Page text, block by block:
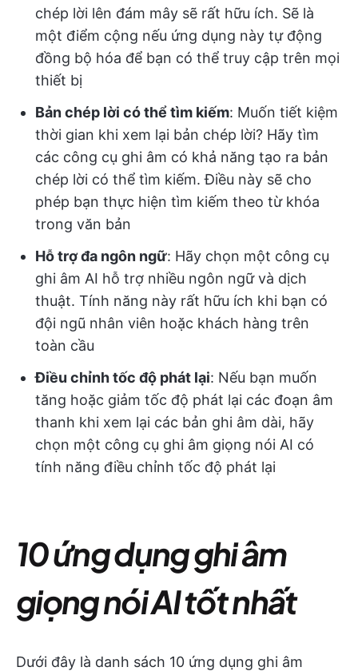
chép lời lên đám mây sẽ rất hữu ích. Sẽ là
một điểm cộng nếu ứng dụng này tự động
đồng bộ hóa để bạn có thể truy cập trên mọi
thiết bị
Bản chép lời có thể tìm kiếm: Muốn tiết kiệm
thời gian khi xem lại bản chép lời? Hãy tìm
các công cụ ghi âm có khả năng tạo ra bản
chép lời có thể tìm kiếm. Điều này sẽ cho
phép bạn thực hiện tìm kiếm theo từ khóa
trong văn bản
Hỗ trợ đa ngôn ngữ: Hãy chọn một công cụ
ghi âm AI hỗ trợ nhiều ngôn ngữ và dịch
thuật. Tính năng này rất hữu ích khi bạn có
đội ngũ nhân viên hoặc khách hàng trên
toàn cầu
Điều chỉnh tốc độ phát lại: Nếu bạn muốn
tăng hoặc giảm tốc độ phát lại các đoạn âm
thanh khi xem lại các bản ghi âm dài, hãy
chọn một công cụ ghi âm giọng nói AI có
tính năng điều chỉnh tốc độ phát lại
10 ứng dụng ghi âm
giọng nói AI tốt nhất
Dưới đây là danh sách 10 ứng dụng ghi âm